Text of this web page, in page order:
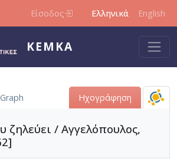
Είσοδος Ελληνικά English
ΚΕΜΚΑ
Graph Ηχογράφηση
ζηλεύει / Αγγελόπουλος,